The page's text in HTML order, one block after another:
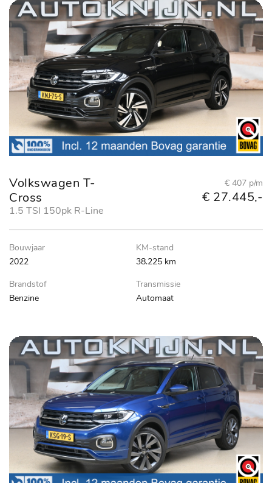
Volkswagen T-
Cross
1.5 TSI 150pk R-Line
€ 407 p/m
€ 27.445,-
Bouwjaar
2022
KM-stand
38.225 km
Brandstof
Benzine
Transmissie
Automaat